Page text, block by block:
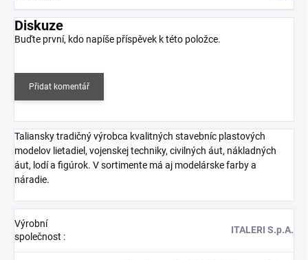
Diskuze
Buďte první, kdo napíše příspěvek k této položce.
Přidat komentář
Taliansky tradičný výrobca kvalitných stavebníc plastových
modelov lietadiel, vojenskej techniky, civilných áut, nákladných
áut, lodí a figúrok. V sortimente má aj modelárske farby a
náradie.
Výrobní
společnost :
ITALERI S.p.A.